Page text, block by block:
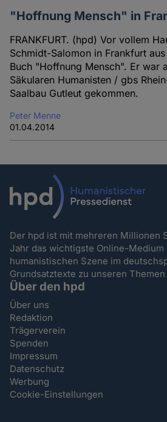
"Hoffnung Mensch" in
FRANKFURT. (hpd) Vor vollem
Schmidt-Salomon in Frankfurt
Buch "Hoffnung Mensch". Er war
Säkularen Humanisten / gbs
Saalbau Gutleut gekommen.
Peter Menne
01.04.2014
Der hpd ist mit mehreren Millionen
Jahr das wichtigste Online-
humanistischen Szene im
Grundsatztexte zu unseren
Über den hpd
Über uns
Redaktion
Trägerverein
Spenden
Impressum
Datenschutz
Werbung
Cookie-Einstellungen